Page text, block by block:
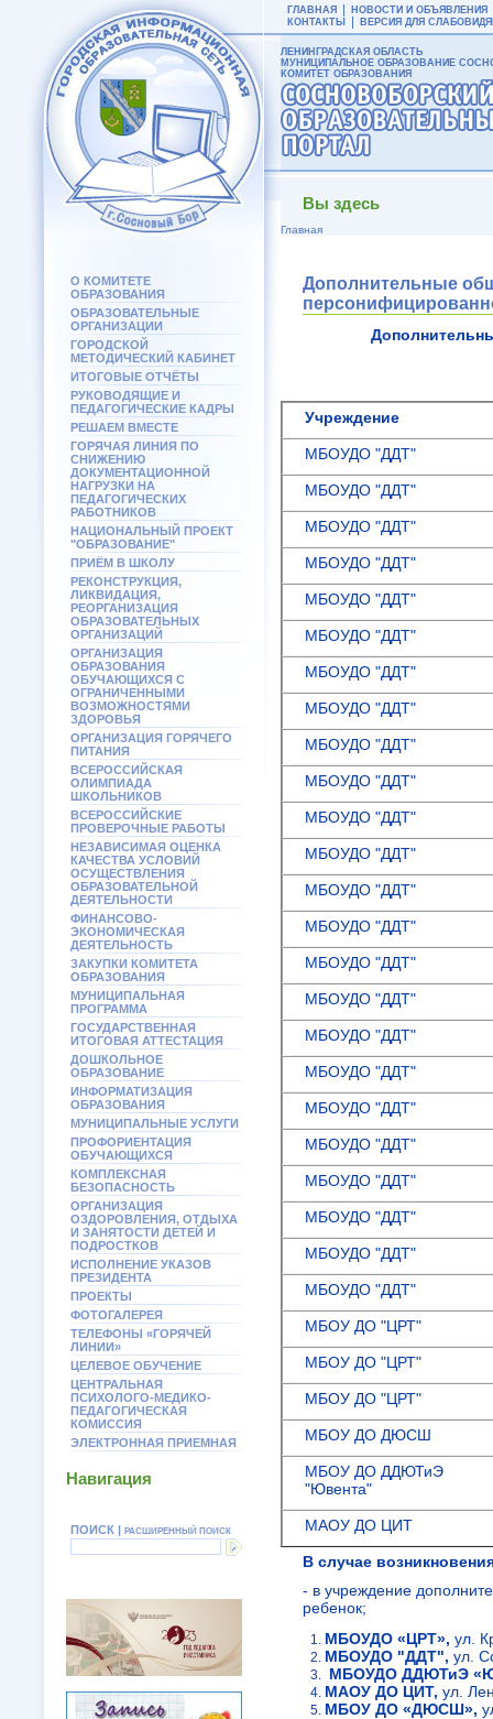
О КОМИТЕТЕ
ОБРАЗОВАНИЯ
ОБРАЗОВАТЕЛЬНЫЕ
ОРГАНИЗАЦИИ
ГОРОДСКОЙ
МЕТОДИЧЕСКИЙ КАБИНЕТ
ИТОГОВЫЕ ОТЧЁТЫ
РУКОВОДЯЩИЕ И
ПЕДАГОГИЧЕСКИЕ КАДРЫ
РЕШАЕМ ВМЕСТЕ
ГОРЯЧАЯ ЛИНИЯ ПО
СНИЖЕНИЮ
ДОКУМЕНТАЦИОННОЙ
НАГРУЗКИ НА
ПЕДАГОГИЧЕСКИХ
РАБОТНИКОВ
НАЦИОНАЛЬНЫЙ ПРОЕКТ
"ОБРАЗОВАНИЕ"
ПРИЁМ В ШКОЛУ
РЕКОНСТРУКЦИЯ,
ЛИКВИДАЦИЯ,
РЕОРГАНИЗАЦИЯ
ОБРАЗОВАТЕЛЬНЫХ
ОРГАНИЗАЦИЙ
ОРГАНИЗАЦИЯ
ОБРАЗОВАНИЯ
ОБУЧАЮЩИХСЯ С
ОГРАНИЧЕННЫМИ
ВОЗМОЖНОСТЯМИ
ЗДОРОВЬЯ
ОРГАНИЗАЦИЯ ГОРЯЧЕГО
ПИТАНИЯ
ВСЕРОССИЙСКАЯ
ОЛИМПИАДА
ШКОЛЬНИКОВ
ВСЕРОССИЙСКИЕ
ПРОВЕРОЧНЫЕ РАБОТЫ
НЕЗАВИСИМАЯ ОЦЕНКА
КАЧЕСТВА УСЛОВИЙ
ОСУЩЕСТВЛЕНИЯ
ОБРАЗОВАТЕЛЬНОЙ
ДЕЯТЕЛЬНОСТИ
ФИНАНСОВО-
ЭКОНОМИЧЕСКАЯ
ДЕЯТЕЛЬНОСТЬ
ЗАКУПКИ КОМИТЕТА
ОБРАЗОВАНИЯ
МУНИЦИПАЛЬНАЯ
ПРОГРАММА
ГОСУДАРСТВЕННАЯ
ИТОГОВАЯ АТТЕСТАЦИЯ
ДОШКОЛЬНОЕ
ОБРАЗОВАНИЕ
ИНФОРМАТИЗАЦИЯ
ОБРАЗОВАНИЯ
МУНИЦИПАЛЬНЫЕ УСЛУГИ
ПРОФОРИЕНТАЦИЯ
ОБУЧАЮЩИХСЯ
КОМПЛЕКСНАЯ
БЕЗОПАСНОСТЬ
ОРГАНИЗАЦИЯ
ОЗДОРОВЛЕНИЯ, ОТДЫХА
И ЗАНЯТОСТИ ДЕТЕЙ И
ПОДРОСТКОВ
ИСПОЛНЕНИЕ УКАЗОВ
ПРЕЗИДЕНТА
ПРОЕКТЫ
ФОТОГАЛЕРЕЯ
ТЕЛЕФОНЫ «ГОРЯЧЕЙ
ЛИНИИ»
ЦЕЛЕВОЕ ОБУЧЕНИЕ
ЦЕНТРАЛЬНАЯ
ПСИХОЛОГО-МЕДИКО-
ПЕДАГОГИЧЕСКАЯ
КОМИССИЯ
ЭЛЕКТРОННАЯ ПРИЕМНАЯ
Навигация
ПОИСК | РАСШИРЕННЫЙ ПОИСК
ГЛАВНАЯ
НОВОСТИ И ОБЪЯВЛЕНИЯ
КОНТАКТЫ
ВЕРСИЯ ДЛЯ
ЛЕНИНГРАДСКАЯ ОБЛАСТЬ
МУНИЦИПАЛЬНОЕ ОБРАЗОВАНИЕ
КОМИТЕТ ОБРАЗОВАНИЯ
Вы здесь
Главная
Дополнительные
Учреждение
МБОУДО "ДДТ"
МБОУДО "ДДТ"
МБОУДО "ДДТ"
МБОУДО "ДДТ"
МБОУДО "ДДТ"
МБОУДО "ДДТ"
МБОУДО "ДДТ"
МБОУДО "ДДТ"
МБОУДО "ДДТ"
МБОУДО "ДДТ"
МБОУДО "ДДТ"
МБОУДО "ДДТ"
МБОУДО "ДДТ"
МБОУДО "ДДТ"
МБОУДО "ДДТ"
МБОУДО "ДДТ"
МБОУДО "ДДТ"
МБОУДО "ДДТ"
МБОУДО "ДДТ"
МБОУДО "ДДТ"
МБОУДО "ДДТ"
МБОУДО "ДДТ"
МБОУДО "ДДТ"
МБОУДО "ДДТ"
МБОУ ДО "ЦРТ"
МБОУ ДО "ЦРТ"
МБОУ ДО "ЦРТ"
МБОУ ДО ДЮСШ
МБОУ ДО ДДЮТиЭ
"Ювента"
МАОУ ДО ЦИТ
В случае
- в учреждение
ребенок;
МБОУДО «ЦРТ», ул.
МБОУДО "ДДТ", ул.
МБОУДО ДДЮТиЭ
МАОУ ДО ЦИТ, ул.
МБОУ ДО «ДЮСШ»,